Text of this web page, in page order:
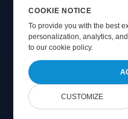
COOKIE NOTICE
To provide you with the best
personalization, analytics,
toour cookie policy.
CUSTOMIZE